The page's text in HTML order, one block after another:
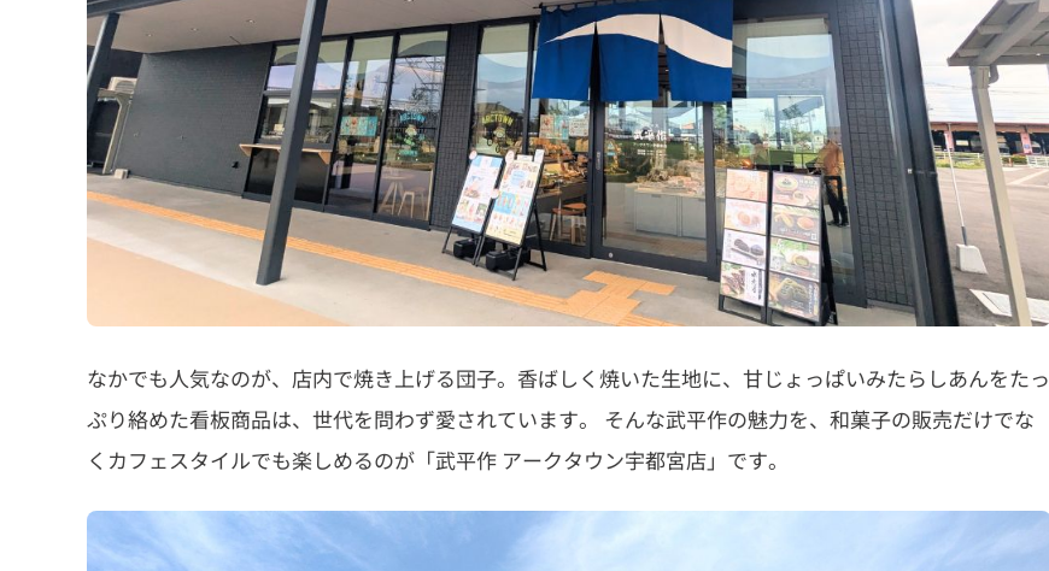
なかでも人気なのが、店内で焼き上げる団子。香ばしく焼いた生地に、甘じょっぱいみたらしあんをたっ
ぷり絡めた看板商品は、世代を問わず愛されています。 そんな武平作の魅力を、和菓子の販売だけでな
くカフェスタイルでも楽しめるのが「武平作 アークタウン宇都宮店」です。